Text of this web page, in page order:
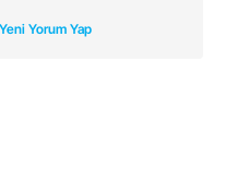
Yorum Yap